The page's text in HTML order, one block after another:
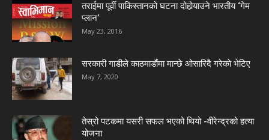
तराईमा पूर्वी पाकिस्तानको घटना दोहोर्‍याउने भारतीय ‘गेम
प्लान’
May 23, 2016
सरकारी गाडीले काठमाडौंमा मान्छे ओसारिदै गरेकाे भेटिए
May 7, 2020
तेस्रो पटकमा यसरी सफल भएको थियो -वीरेन्द्रको हत्या
योजना